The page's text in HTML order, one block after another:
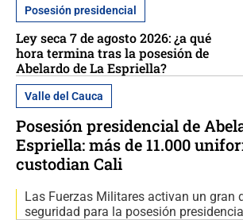
Posesión presidencial
Ley seca 7 de agosto 2026: ¿a qué
hora termina tras la posesión de
Abelardo de La Espriella?
Valle del Cauca
Posesión presidencial de
Espriella: más de 11.000
custodian Cali
Las Fuerzas Militares activan un gran
seguridad para la posesión